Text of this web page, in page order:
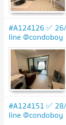
#A124126 ✅
line @condoboy
#A124151 ✅
line @condoboy